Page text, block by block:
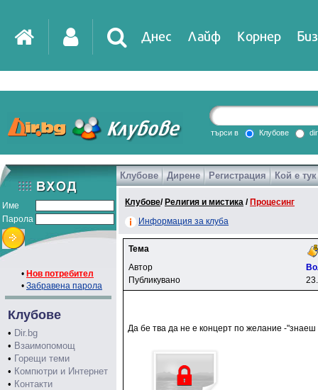
Днес Лайф Корнер
DirTV Impressio
Games
търси в Клубове
Име
Парола
• Нов потребител
• Забравена парола
Клубове
• Dir.bg
• Взаимопомощ
• Горещи теми
• Компютри и Интернет
• Контакти
Клубове Дирене Регистрация Кой е тук
Клубове/ Религия и мистика / Процесинг
Информация за клуба
Тема
Автор
Публикувано
Да бе тва да не е концерт по желание -"знаеш